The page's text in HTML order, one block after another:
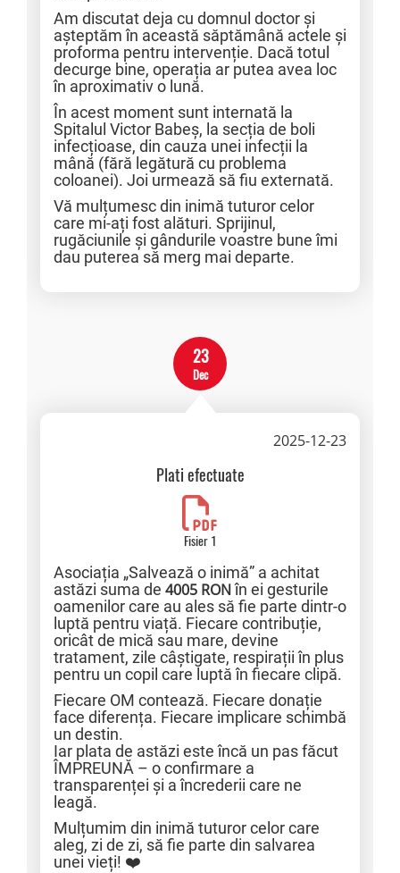
Am discutat deja cu domnul doctor și
așteptăm în această săptămână actele și
proforma pentru intervenție. Dacă totul
decurge bine, operația ar putea avea loc
în aproximativ o lună.
În acest moment sunt internată la
Spitalul Victor Babeș, la secția de boli
infecțioase, din cauza unei infecții la
mână (fără legătură cu problema
coloanei). Joi urmează să fiu externată.
Vă mulțumesc din inimă tuturor celor
care mi-ați fost alături. Sprijinul,
rugăciunile și gândurile voastre bune îmi
dau puterea să merg mai departe.
23
Dec
2025-12-23
Plati efectuate
Fisier 1
Asociația „Salvează o inimă” a achitat
astăzi suma de 4005 RONîn ei gesturile
oamenilor care au ales să fie parte dintr-o
luptă pentru viață. Fiecare contribuție,
oricât de mică sau mare, devine
tratament, zile câștigate, respirații în plus
pentru un copil care luptă în fiecare clipă.
Fiecare OM contează. Fiecare donație
face diferența. Fiecare implicare schimbă
un destin.
Iar plata de astăzi este încă un pas făcut
ÎMPREUNĂ – o confirmare a
transparenței și a încrederii care ne
leagă.
Mulțumim din inimă tuturor celor care
aleg, zi de zi, să fie parte din salvarea
unei vieți! ❤️